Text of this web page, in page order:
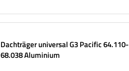
Dachträger universal G3 Pacific 64.110-
68.038 Aluminium